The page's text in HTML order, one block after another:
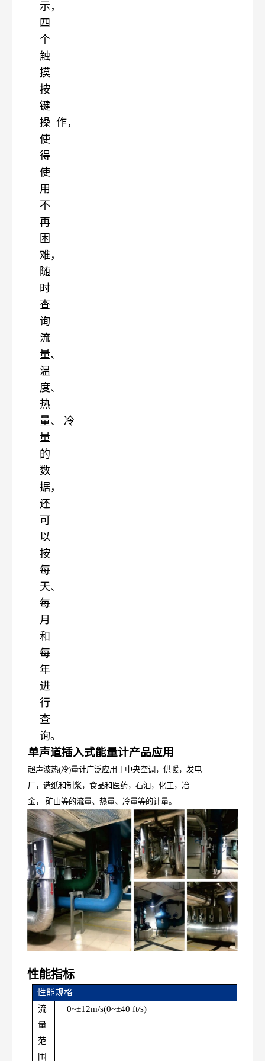
示，
四
个
触
摸
按
键
操 作，
使
得
使
用
不
再
困
难，
随
时
查
询
流
量、
温
度、
热
量、
冷
量
的
数
据，
还
可
以
按
每
天、
每
月
和
每
年
进
行
查
询。
单声道插入式能量计产品应用
超声波热(冷)量计广泛应用于中央空调，供暖，发电
厂，造纸和制浆，食品和医药，石油，化工，冶
金，
矿山等的流量、热量、冷量等的计量。
性能指标
性能规格
流
量
范
围
0~±12m/s(0~±40 ft/s)